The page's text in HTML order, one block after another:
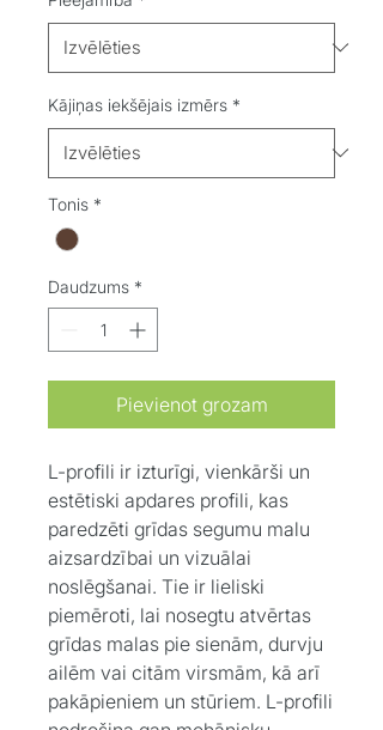
Kājiņas iekšējais izmērs *
Tonis *
Daudzums *
Pievienot grozam
L-profili ir izturīgi, vienkārši un
estētiski apdares profili, kas
paredzēti grīdas segumu malu
aizsardzībai un vizuālai
noslēgšanai. Tie ir lieliski
piemēroti, lai nosegtu atvērtas
grīdas malas pie sienām, durvju
ailēm vai citām virsmām, kā arī
pakāpieniem un stūriem. L-profili